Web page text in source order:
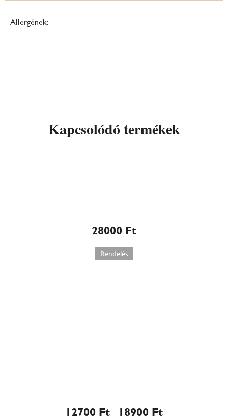
Allergének:
Kapcsolódó termékek
28000 Ft
Rendelés
12700 Ft 18900 Ft